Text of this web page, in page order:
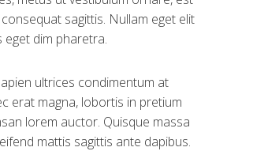
sagittis. Nullam eget elit
eget dim pharetra.
ultrices condimentum at
erat magna, lobortis in pretium
lorem auctor. Quisque massa
mattis sagittis ante dapibus.